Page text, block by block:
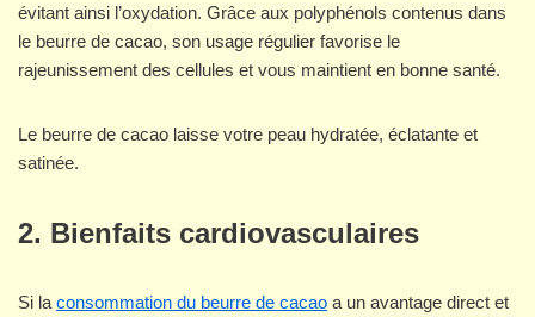
évitant ainsi l’oxydation. Grâce aux polyphénols contenus dans
le beurre de cacao, son usage régulier favorise le
rajeunissement des cellules et vous maintient en bonne santé.
Le beurre de cacao laisse votre peau hydratée, éclatante et
satinée.
2. Bienfaits cardiovasculaires
Si la consommation du beurre de cacao a un avantage direct et